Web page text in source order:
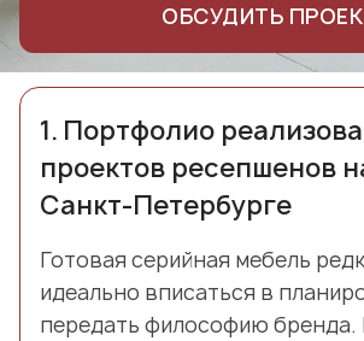
ОБСУДИТЬ
1. Портфолио
проектов ресепшенов
Санкт-Петербурге
Готовая серийная мебель
идеально вписаться в
передать философию бренда.